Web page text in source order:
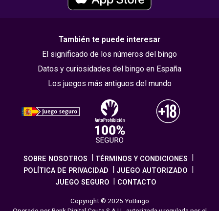
También te puede interesar
El significado de los números del bingo
Datos y curiosidades del bingo en España
Los juegos más antiguos del mundo
SOBRE NOSOTROS
TÉRMINOS Y CONDICIONES
POLÍTICA DE PRIVACIDAD
JUEGO AUTORIZADO
JUEGO SEGURO
CONTACTO
Copyright © 2025 YoBingo